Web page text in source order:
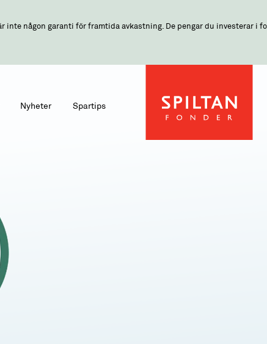
någon garanti för framtida avkastning. De pengar du investerar i
Nyheter Spartips